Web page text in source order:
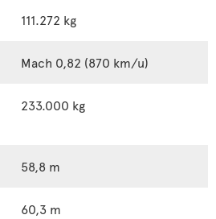
111.272 kg
Mach 0,82 (870 km/u)
233.000 kg
58,8 m
60,3 m